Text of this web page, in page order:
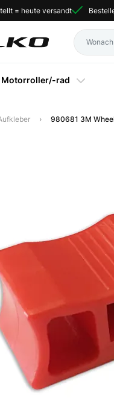
= heute versandt
Motorroller/-rad
980681 3M